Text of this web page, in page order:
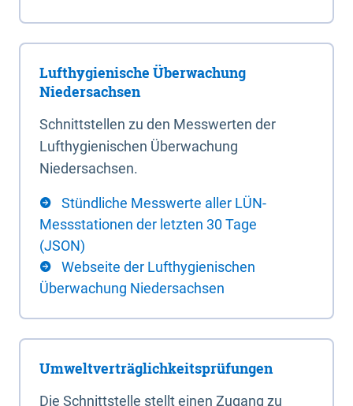
Lufthygienische Überwachung
Niedersachsen
Schnittstellen zu den Messwerten der
Lufthygienischen Überwachung
Niedersachsen.
Stündliche Messwerte aller LÜN-
Messstationen der letzten 30 Tage
(JSON)
Webseite der Lufthygienischen
Überwachung Niedersachsen
Umweltverträglichkeitsprüfungen
Die Schnittstelle stellt einen Zugang zu